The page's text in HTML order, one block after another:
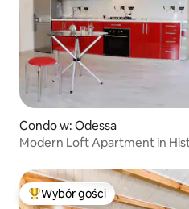
Condo w: Odessa
Modern Loft Apartment in
Najpopularniejsze z kategorii
Wybór gości